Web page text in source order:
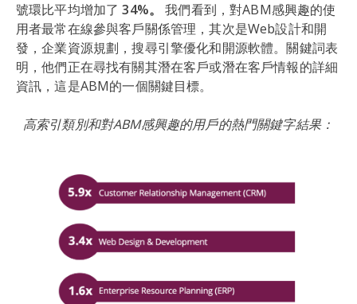
號環比平均增加了34%。
我們看到，對ABM感興趣的使
用者最常在線參與客戶關係管理，其次是Web設計和開
發，企業資源規劃，搜尋引擎優化和開源軟體。關鍵詞表
明，他們正在尋找有關其潛在客戶或潛在客戶情報的詳細
資訊，這是ABM的一個關鍵目標。
高索引類別和對ABM感興趣的用戶的熱門關鍵字結果：